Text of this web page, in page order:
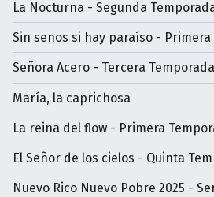
La Nocturna - Segunda
Sin senos si hay paraíso - Primera
Señora Acero - Tercera Temporada
María, la caprichosa
La reina del flow - Primera
El Señor de los cielos - Quinta
Nuevo Rico Nuevo Pobre 2025 -